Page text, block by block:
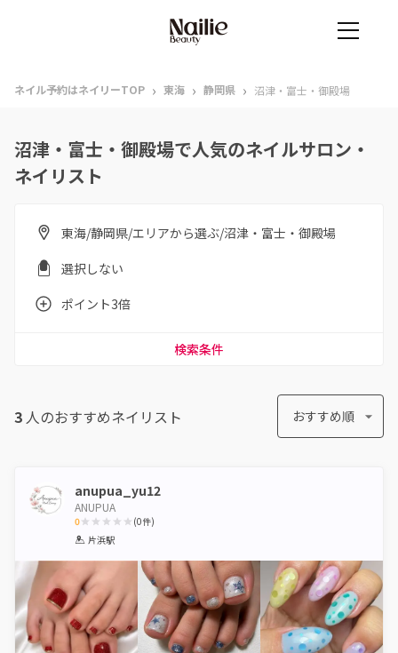
ネイル予約はネイリーTOP › 東海 › 静岡県 › 沼津・富士・御殿場
沼津・富士・御殿場で人気のネイルサロン・
ネイリスト
東海/静岡県/エリアから選ぶ/沼津・富士・御殿場
選択しない
ポイント3倍
検索条件
3 人のおすすめネイリスト おすすめ順
anupua_yu12
ANUPUA
0
1 2 3 4
(0件)
片浜駅